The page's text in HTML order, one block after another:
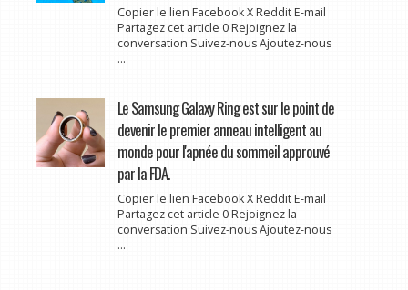
Copier le lien Facebook X Reddit E-mail
Partagez cet article 0 Rejoignez la
conversation Suivez-nous Ajoutez-nous
...
Le Samsung Galaxy Ring est sur le point de
devenir le premier anneau intelligent au
monde pour l'apnée du sommeil approuvé
par la FDA.
Copier le lien Facebook X Reddit E-mail
Partagez cet article 0 Rejoignez la
conversation Suivez-nous Ajoutez-nous
...